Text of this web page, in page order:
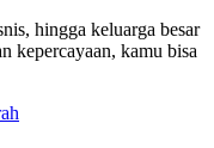
hingga keluarga besar
kepercayaan, kamu bisa